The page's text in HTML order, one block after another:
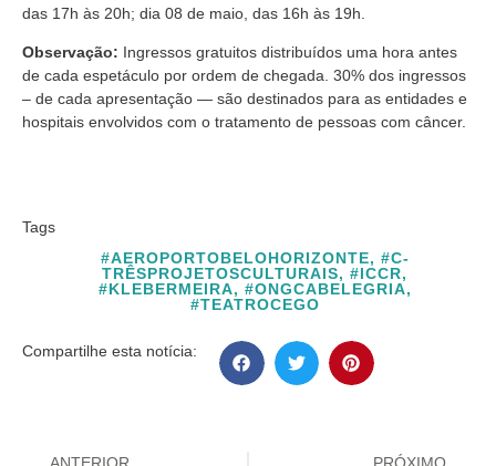
das 17h às 20h; dia 08 de maio, das 16h às 19h.
Observação: Ingressos gratuitos distribuídos uma hora antes
de cada espetáculo por ordem de chegada. 30% dos ingressos
– de cada apresentação — são destinados para as entidades e
hospitais envolvidos com o tratamento de pessoas com câncer.
Tags
#AEROPORTOBELOHORIZONTE, #C-
TRÊSPROJETOSCULTURAIS, #ICCR,
#KLEBERMEIRA, #ONGCABELEGRIA,
#TEATROCEGO
Compartilhe esta notícia: